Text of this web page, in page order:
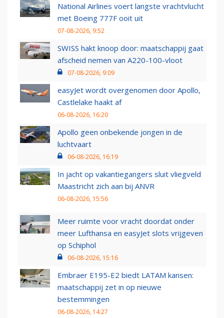
National Airlines voert langste vrachtvlucht
met Boeing 777F ooit uit
07-08-2026, 9:52
SWISS hakt knoop door: maatschappij gaat
afscheid nemen van A220-100-vloot
07-08-2026, 9:09
easyJet wordt overgenomen door Apollo,
Castlelake haakt af
06-08-2026, 16:20
Apollo geen onbekende jongen in de
luchtvaart
06-08-2026, 16:19
In jacht op vakantiegangers sluit vliegveld
Maastricht zich aan bij ANVR
06-08-2026, 15:56
Meer ruimte voor vracht doordat onder
meer Lufthansa en easyJet slots vrijgeven
op Schiphol
06-08-2026, 15:16
Embraer E195-E2 biedt LATAM kansen:
maatschappij zet in op nieuwe
bestemmingen
06-08-2026, 14:27